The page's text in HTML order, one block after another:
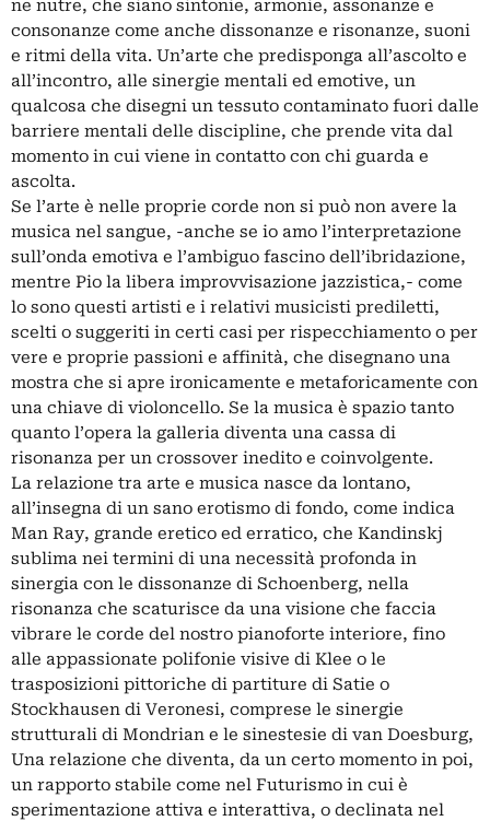
ne nutre, che siano sintonie, armonie, assonanze e
consonanze come anche dissonanze e risonanze, suoni
e ritmi della vita. Un’arte che predisponga all’ascolto e
all’incontro, alle sinergie mentali ed emotive, un
qualcosa che disegni un tessuto contaminato fuori dalle
barriere mentali delle discipline, che prende vita dal
momento in cui viene in contatto con chi guarda e
ascolta.
Se l’arte è nelle proprie corde non si può non avere la
musica nel sangue, -anche se io amo l’interpretazione
sull’onda emotiva e l’ambiguo fascino dell’ibridazione,
mentre Pio la libera improvvisazione jazzistica,- come
lo sono questi artisti e i relativi musicisti prediletti,
scelti o suggeriti in certi casi per rispecchiamento o per
vere e proprie passioni e affinità, che disegnano una
mostra che si apre ironicamente e metaforicamente con
una chiave di violoncello. Se la musica è spazio tanto
quanto l’opera la galleria diventa una cassa di
risonanza per un crossover inedito e coinvolgente.
La relazione tra arte e musica nasce da lontano,
all’insegna di un sano erotismo di fondo, come indica
Man Ray, grande eretico ed erratico, che Kandinskj
sublima nei termini di una necessità profonda in
sinergia con le dissonanze di Schoenberg, nella
risonanza che scaturisce da una visione che faccia
vibrare le corde del nostro pianoforte interiore, fino
alle appassionate polifonie visive di Klee o le
trasposizioni pittoriche di partiture di Satie o
Stockhausen di Veronesi, comprese le sinergie
strutturali di Mondrian e le sinestesie di van Doesburg,
Una relazione che diventa, da un certo momento in poi,
un rapporto stabile come nel Futurismo in cui è
sperimentazione attiva e interattiva, o declinata nel